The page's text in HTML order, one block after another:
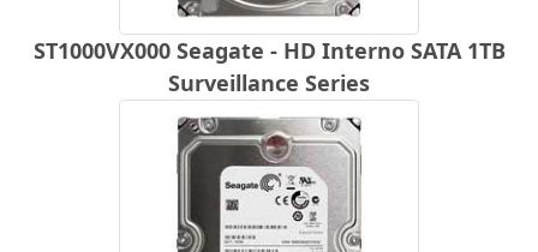
ST1000VX000 Seagate - HD Interno SATA 1TB
Surveillance Series